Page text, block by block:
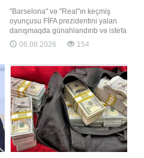
"Barselona" və "Real"ın keçmiş
oyunçusu FİFA prezidentini yalan
danışmaqda günahlandırıb və istefa
verməyə çağırıb. -ın xarici mediaya
istinadən xəbərinə görə,
Fiqu FİFA prezidenti Canni
İnfantinonu sərt tənqid edib.
"Barselona" və "Real"ı
06.08.2026 154